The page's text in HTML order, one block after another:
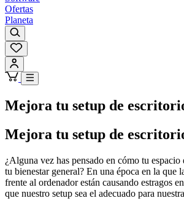
Ofertas
Planeta
Mejora tu setup de
Mejora tu setup de
¿Alguna vez has pensado en cómo tu
tu bienestar general? En una época en la que
frente al ordenador están causando estragos
que nuestro setup sea el adecuado para